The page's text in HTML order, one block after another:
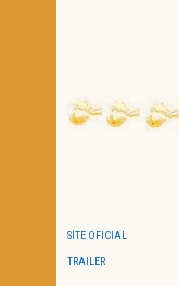
SITE OFICIAL
TRAILER